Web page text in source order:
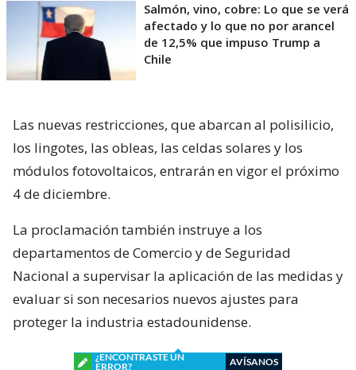
Salmón, vino, cobre: Lo que se verá
afectado y lo que no por arancel
de 12,5% que impuso Trump a
Chile
Las nuevas restricciones, que abarcan al polisilicio,
los lingotes, las obleas, las celdas solares y los
módulos fotovoltaicos, entrarán en vigor el próximo
4 de diciembre.
La proclamación también instruye a los
departamentos de Comercio y de Seguridad
Nacional a supervisar la aplicación de las medidas y
evaluar si son necesarios nuevos ajustes para
proteger la industria estadounidense.
¿ENCONTRASTE UN
ERROR?
AVÍSANOS